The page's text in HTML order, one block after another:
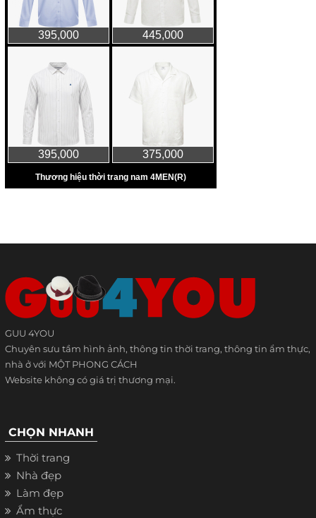
GUU 4YOU
Chuyên sưu tầm hình ảnh, thông tin thời trang, thông tin ẩm thực,
nhà ở với MỘT PHONG CÁCH
Website không có giá trị thương mại.
CHỌN NHANH
Thời trang
Nhà đẹp
Làm đẹp
Ẩm thực